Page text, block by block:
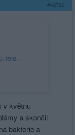
#42790
telo-
v květnu
a skončil
bakterie a